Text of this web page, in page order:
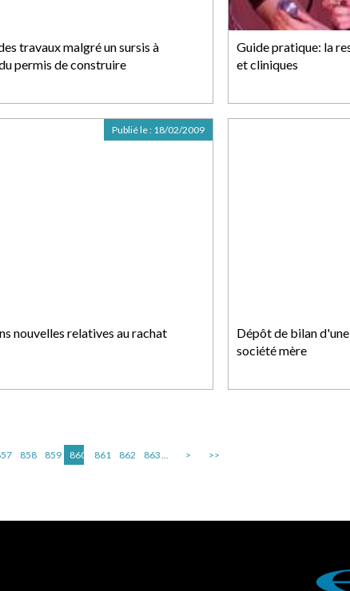
travaux malgré un sursis à
permis de construire
Guide pratique: la
et cliniques
nouvelles relatives au rachat
Publié le : 18/02/2009
Dépôt de bilan
société mère
858 859 860 861 862 863... > >>